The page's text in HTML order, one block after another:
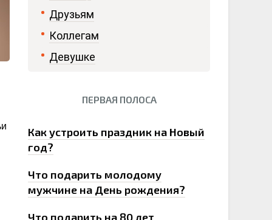
Друзьям
Коллегам
Девушке
ПЕРВАЯ ПОЛОСА
Как устроить праздник на Новый
год?
Что подарить молодому
мужчине на День рождения?
Что подарить на 80 лет